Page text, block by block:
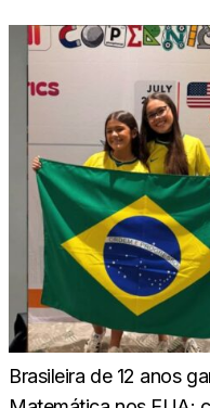
Brasileira de 12 anos